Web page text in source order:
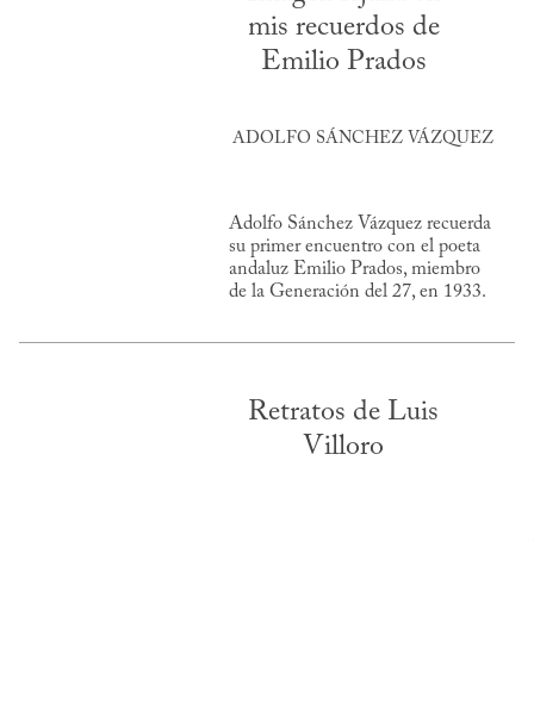
mis recuerdos de
Emilio Prados
ADOLFO SÁNCHEZ VÁZQUEZ
Adolfo Sánchez Vázquez recuerda
su primer encuentro con el poeta
andaluz Emilio Prados, miembro
de la Generación del 27, en 1933.
Retratos de Luis
Villoro